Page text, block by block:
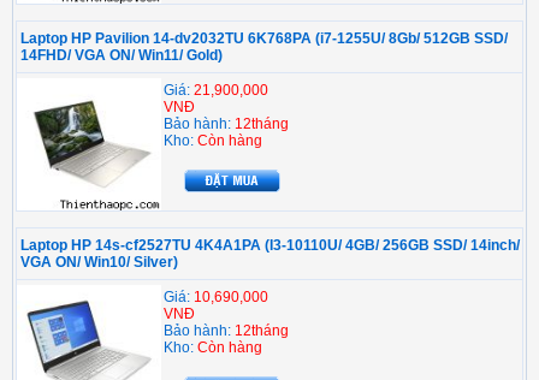
Laptop HP Pavilion 14-dv2032TU 6K768PA (i7-1255U/ 8Gb/ 512GB SSD/
14FHD/ VGA ON/ Win11/ Gold)
Giá: 21,900,000
VNĐ
Bảo hành: 12tháng
Kho: Còn hàng
Laptop HP 14s-cf2527TU 4K4A1PA (I3-10110U/ 4GB/ 256GB SSD/ 14inch/
VGA ON/ Win10/ Silver)
Giá: 10,690,000
VNĐ
Bảo hành: 12tháng
Kho: Còn hàng